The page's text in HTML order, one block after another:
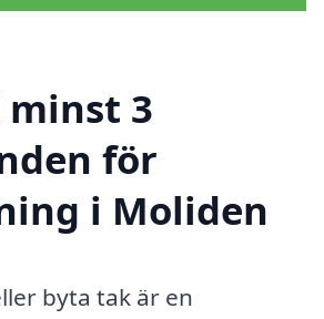
3
för
i Moliden
byta tak är en